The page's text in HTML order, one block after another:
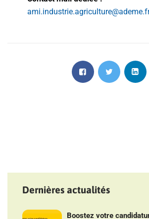
Dernières actualités
Boostez votre